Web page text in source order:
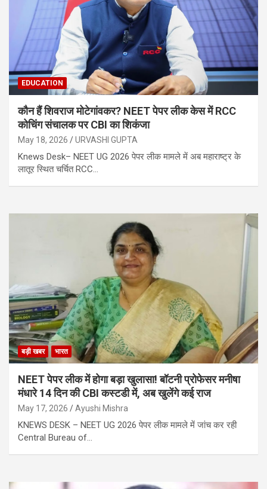
EDUCATION
कौन हैं शिवराज मोटेगांवकर? NEET पेपर लीक केस में RCC
कोचिंग संचालक पर CBI का शिकंजा
May 18, 2026 URVASHI GUPTA
Knews Desk– NEET UG 2026 पेपर लीक मामले में अब महाराष्ट्र के
लातूर स्थित चर्चित RCC…
बड़ी खबर भारत
NEET पेपर लीक में होगा बड़ा खुलासा! बॉटनी प्रोफेसर मनीषा
मंधारे 14 दिन की CBI कस्टडी में, अब खुलेंगे कई राज
May 17, 2026 Ayushi Mishra
KNEWS DESK – NEET UG 2026 पेपर लीक मामले में जांच कर रही
Central Bureau of…